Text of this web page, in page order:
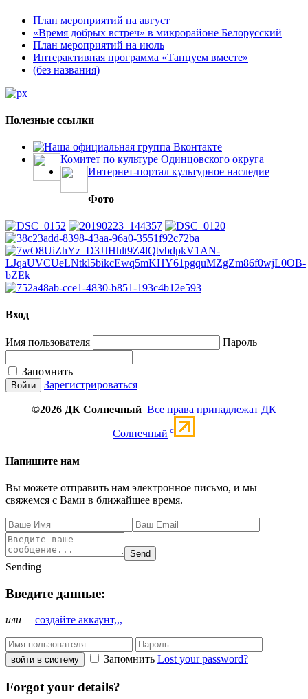
План мероприятий на август
«Время добрых встреч» в микрорайоне Белорусский
План мероприятий на июль
Интерактивная программа «Танцуем вместе»
(без названия)
Полезные ссылки
Наша официальная группа Вконтакте
Комитет по культуре Одинцовского округа
Интернет-портал культурное наследие
Фото
Вход
Имя пользователя Пароль
Запомнить
Зарегистрироваться
©2026 ДК Солнечный Все права принадлежат ДК
Солнечный c
Напишите нам
Вы можете отправить нам электронное письмо, и мы
свяжемся с Вами в ближайшее время.
Send
Sending
Введите данные:
или создайте аккаунт,,,
войти в систему Запомнить Lost your password?
Forgot your details?